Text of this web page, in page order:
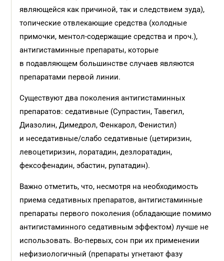
являющейся как причиной, так и следствием зуда),
топические отвлекающие средства (холодные
примочки, ментол-содержащие средства и проч.),
антигистаминные препараты, которые
в подавляющем большинстве случаев являются
препаратами первой линии.
Существуют два поколения антигистаминных
препаратов: седативные (Супрастин, Тавегил,
Диазолин, Димедрол, Фенкарол, Фенистил)
и неседативные/слабо седативные (цетиризин,
левоцетиризин, лоратадин, дезлоратадин,
фексофенадин, эбастин, рупатадин).
Важно отметить, что, несмотря на необходимость
приема седативных препаратов, антигистаминные
препараты первого поколения (обладающие помимо
антигистаминного седативным эффектом) лучше не
использовать. Во-первых, сон при их применении
нефизиологичный (препараты угнетают фазу